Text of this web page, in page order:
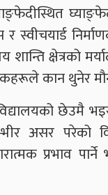
स्वीचयार्ड
क्षेत्रको
कान थुनेर
छेउमै
असर परेको
प्रभाव